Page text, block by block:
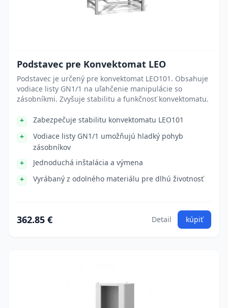
Podstavec pre Konvektomat LEO
Podstavec je určený pre konvektomat LEO101. Obsahuje
vodiace listy GN1/1 na uľahčenie manipulácie so
zásobníkmi. Zvyšuje stabilitu a funkčnosť konvektomatu.
Zabezpečuje stabilitu konvektomatu LEO101
Vodiace listy GN1/1 umožňujú hladký pohyb
zásobníkov
Jednoduchá inštalácia a výmena
Vyrábaný z odolného materiálu pre dlhú životnosť
362.85 € Detail kúpiť